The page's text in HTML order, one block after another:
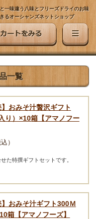
一味違う八味とフリーズドライのお味
るオーシャンズネットショップ
一覧
】おみそ汁贅沢ギフト
り）×10箱【アマノフー
）
た特撰ギフトセットです。
】おみそ汁ギフト300Ｍ
箱【アマノフーズ】